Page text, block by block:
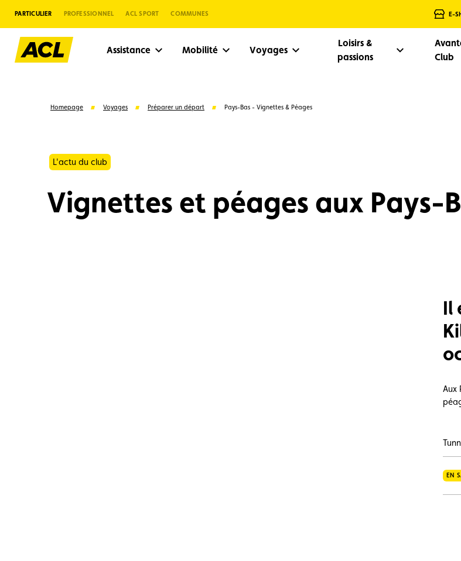
PARTICULIER PROFESSIONNEL ACL SPORT COMMUNES E-
Assistance Mobilité Voyages
Loisirs &
passions
Club
Homepage Voyages Préparer un départ Pays-Bas - Vignettes & Péages
L'actu du club
Vignettes et péages aux Pays-
Il
Aux
EN